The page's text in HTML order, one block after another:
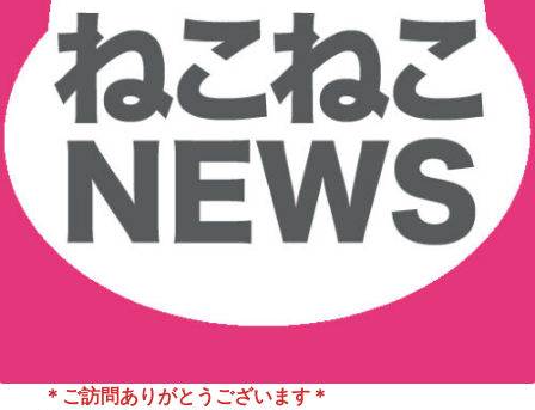
＊ご訪問ありがとうございます＊